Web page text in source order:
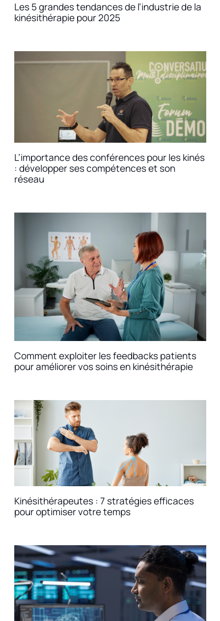
Les 5 grandes tendances de l’industrie de la
kinésithérapie pour 2025
L’importance des conférences pour les kinés
: développer ses compétences et son
réseau
Comment exploiter les feedbacks patients
pour améliorer vos soins en kinésithérapie
Kinésithérapeutes : 7 stratégies efficaces
pour optimiser votre temps